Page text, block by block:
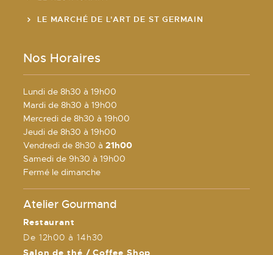
LE MARCHÉ DE L'ART DE ST GERMAIN
Nos Horaires
Lundi de 8h30 à 19h00
Mardi de 8h30 à 19h00
Mercredi de 8h30 à 19h00
Jeudi de 8h30 à 19h00
Vendredi de 8h30 à 21h00
Samedi de 9h30 à 19h00
Fermé le dimanche
Atelier Gourmand
Restaurant
De 12h00 à 14h30
Salon de thé / Coffee Shop